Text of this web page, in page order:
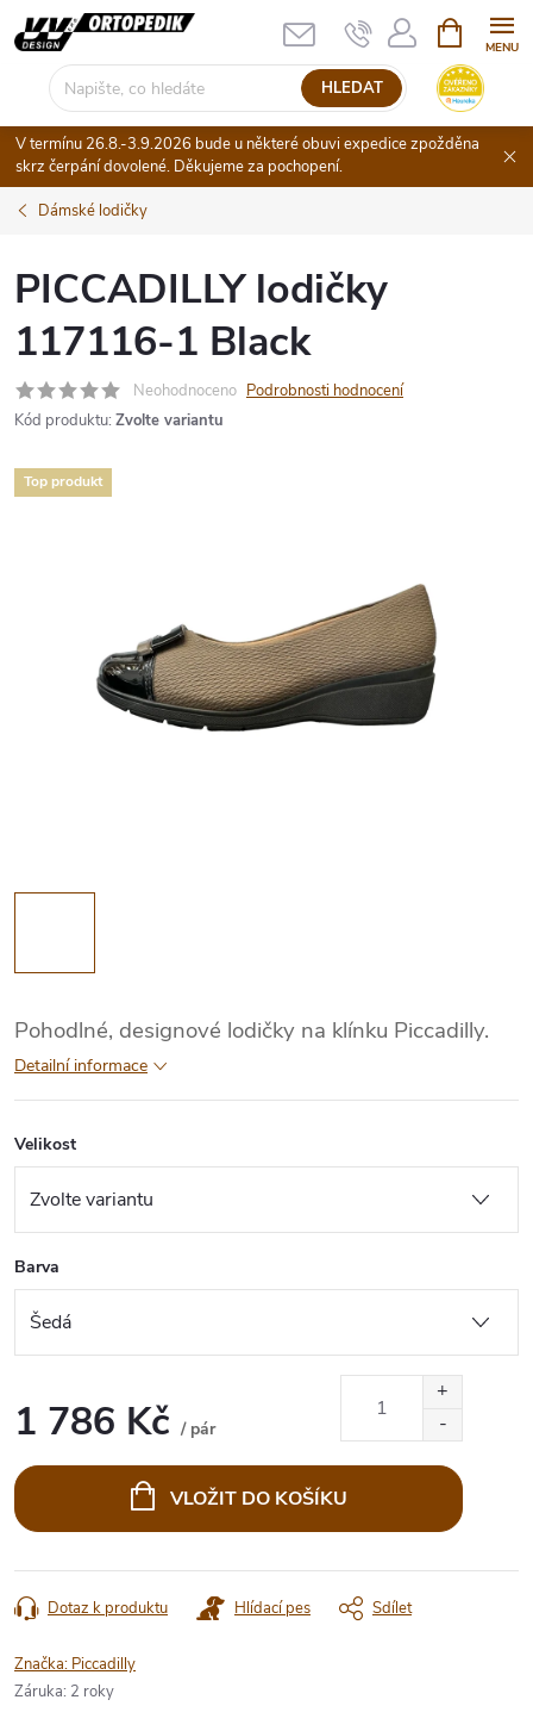
Přejít
na
HLEDAT
NÁKUPNÍ
KOŠÍK
V termínu 26.8.-3.9.2026 bude u některé obuvi expedice zpožděna
skrz čerpání dovolené. Děkujeme za pochopení.
Dámské lodičky
PICCADILLY lodičky
117116-1 Black
Neohodnoceno Podrobnosti hodnocení
Kód produktu: Zvolte variantu
Top produkt
Pohodlné, designové lodičky na klínku Piccadilly.
Detailní informace
Velikost
Barva
1 786 Kč / pár
cena:
VLOŽIT DO KOŠÍKU
Dotaz k produktu Hlídací pes Sdílet
Značka: Piccadilly
Záruka: 2 roky